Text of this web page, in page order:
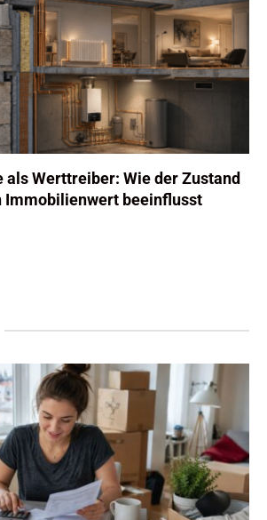
als Werttreiber: Wie der Zustand
Immobilienwert beeinflusst